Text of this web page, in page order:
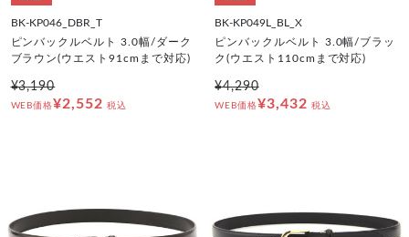
BK-KP046_DBR_T
ピンバックルベルト 3.0幅/ダーク
ブラウン(ウエスト91cmまで対応)
¥3,190
WEB価格¥2,552 税込
BK-KP049L_BL_X
ピンバックルベルト 3.0幅/ブラッ
ク(ウエスト110cmまで対応)
¥4,290
WEB価格¥3,432 税込